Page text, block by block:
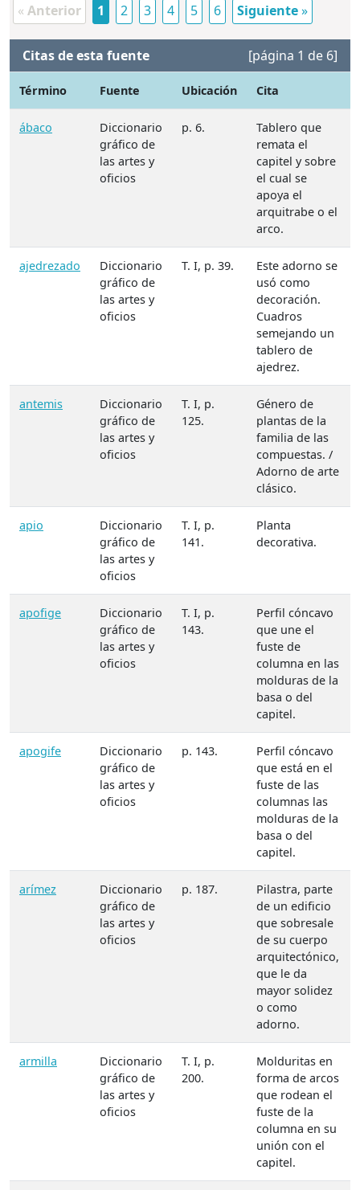
« Anterior 1 2 3 4 5 6 Siguiente»
Citas de esta fuente [página 1 de 6]
Término Fuente Ubicación Cita
ábaco
Diccionario
gráfico de
las artes y
oficios
p. 6.
Tablero que
remata el
capitel y sobre
el cual se
apoya el
arquitrabe o el
arco.
ajedrezado
Diccionario
gráfico de
las artes y
oficios
T. I, p. 39.
Este adorno se
usó como
decoración.
Cuadros
semejando un
tablero de
ajedrez.
antemis
Diccionario
gráfico de
las artes y
oficios
T. I, p.
125.
Género de
plantas de la
familia de las
compuestas. /
Adorno de arte
clásico.
apio
Diccionario
gráfico de
las artes y
oficios
T. I, p.
141.
Planta
decorativa.
apofige
Diccionario
gráfico de
las artes y
oficios
T. I, p.
143.
Perfil cóncavo
que une el
fuste de
columna en las
molduras de la
basa o del
capitel.
apogife
Diccionario
gráfico de
las artes y
oficios
p. 143.
Perfil cóncavo
que está en el
fuste de las
columnas las
molduras de la
basa o del
capitel.
arímez
Diccionario
gráfico de
las artes y
oficios
p. 187.
Pilastra, parte
de un edificio
que sobresale
de su cuerpo
arquitectónico,
que le da
mayor solidez
o como
adorno.
armilla
Diccionario
gráfico de
las artes y
oficios
T. I, p.
200.
Molduritas en
forma de arcos
que rodean el
fuste de la
columna en su
unión con el
capitel.